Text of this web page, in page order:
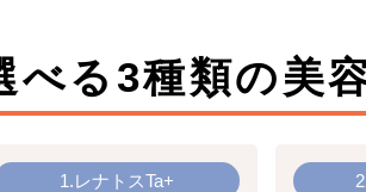
べる3種類の美
1.レナトスTa+